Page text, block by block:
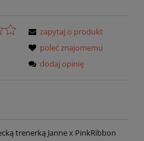
zapytaj o produkt
poleć znajomemu
dodaj opinię
trenerką Janne x PinkRibbon